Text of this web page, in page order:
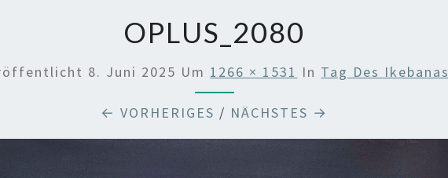
OPLUS_2080
8. Juni 2025 Um 1266 × 1531 In Tag Des Ikebanas
← VORHERIGES / NÄCHSTES →